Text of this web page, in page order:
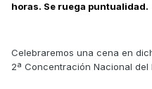
horas. Se ruega puntualidad.
Celebraremos una cena en
2ª Concentración Nacional del